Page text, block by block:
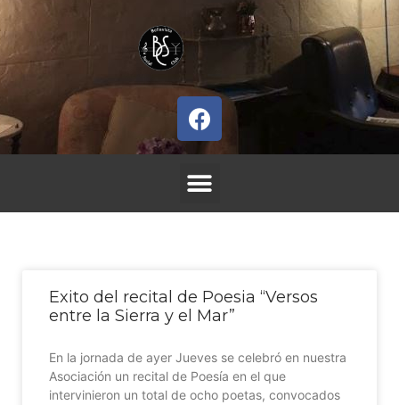
Exito del recital de Poesia “Versos
entre la Sierra y el Mar”
En la jornada de ayer Jueves se celebró en nuestra
Asociación un recital de Poesía en el que
intervinieron un total de ocho poetas, convocados